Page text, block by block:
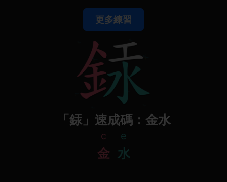
更多練習
「銾」速成碼：金水
c
金
e
水